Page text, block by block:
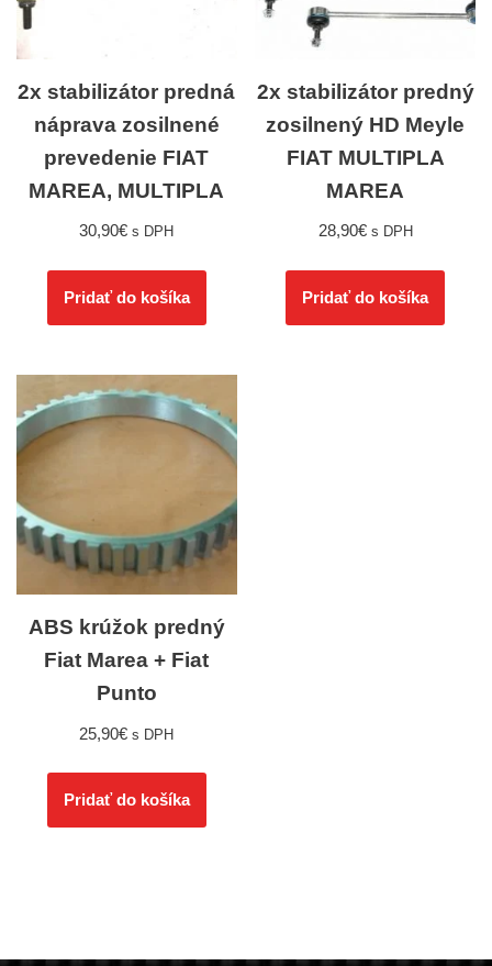
2x stabilizátor predná
náprava zosilnené
prevedenie FIAT
MAREA, MULTIPLA
30,90€ s DPH
Pridať do košíka
2x stabilizátor predný
zosilnený HD Meyle
FIAT MULTIPLA
MAREA
28,90€ s DPH
Pridať do košíka
ABS krúžok predný
Fiat Marea + Fiat
Punto
25,90€ s DPH
Pridať do košíka